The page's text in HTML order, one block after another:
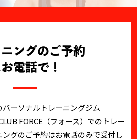
ニングのご予約
電話で！
パーソナルトレーニングジム
FORCE（フォース）でのトレー
ングのご予約はお電話のみで受付し